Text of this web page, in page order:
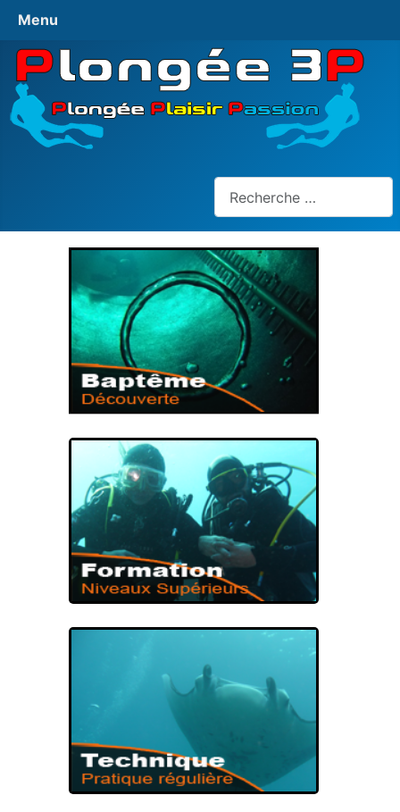
BAPTÊME DE
PLONGÉE
PREMIÈRE IMMERSION
FORMATION DE
PLONGÉE
NIVEAUX DE PLONGÉE
Menu